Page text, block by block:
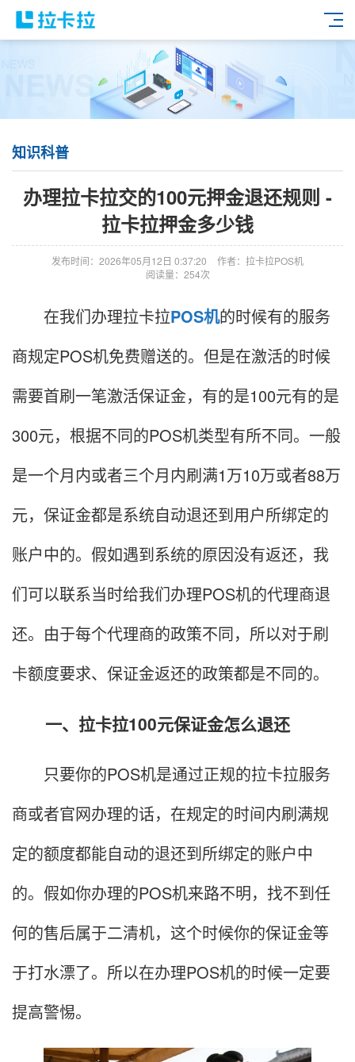
知识科普
办理拉卡拉交的100元押金退还规则 -
拉卡拉押金多少钱
发布时间：2026年05月12日 0:37:20
作者：拉卡拉POS机
阅读量：254次
在我们办理拉卡拉POS机的时候有的服务
商规定POS机免费赠送的。但是在激活的时候
需要首刷一笔激活保证金，有的是100元有的是
300元，根据不同的POS机类型有所不同。一般
是一个月内或者三个月内刷满1万10万或者88万
元，保证金都是系统自动退还到用户所绑定的
账户中的。假如遇到系统的原因没有返还，我
们可以联系当时给我们办理POS机的代理商退
还。由于每个代理商的政策不同，所以对于刷
卡额度要求、保证金返还的政策都是不同的。
一、拉卡拉100元保证金怎么退还
只要你的POS机是通过正规的拉卡拉服务
商或者官网办理的话，在规定的时间内刷满规
定的额度都能自动的退还到所绑定的账户中
的。假如你办理的POS机来路不明，找不到任
何的售后属于二清机，这个时候你的保证金等
于打水漂了。所以在办理POS机的时候一定要
提高警惕。